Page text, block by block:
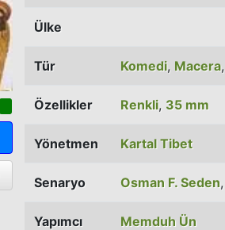
Ülke
Tür Komedi, Macera,
Özellikler Renkli, 35 mm
Yönetmen Kartal Tibet
Senaryo Osman F. Seden,
Yapımcı Memduh Ün